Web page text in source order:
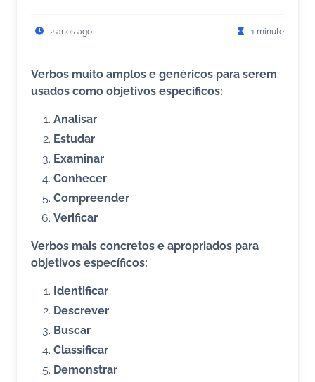
2 anos ago 1 minute
Verbos muito amplos e genéricos para serem
usados como objetivos específicos:
Analisar
Estudar
Examinar
Conhecer
Compreender
Verificar
Verbos mais concretos e apropriados para
objetivos específicos:
Identificar
Descrever
Buscar
Classificar
Demonstrar